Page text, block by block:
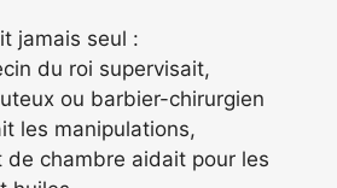
jamais seul :
du roi supervisait,
ou barbier-chirurgien
les manipulations,
de chambre aidait pour les